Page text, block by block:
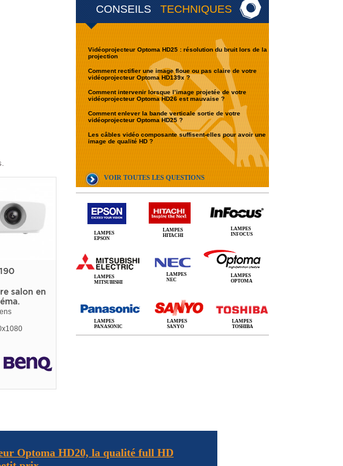
CONSEILS TECHNIQUES
Vidéoprojecteur Optoma HD25 : résolution du bruit lors de la
projection
Comment rectifier une image floue ou pas claire de votre
vidéoprojecteur Optoma HD139x ?
Comment intervenir lorsque l’image projetée de votre
vidéoprojecteur Optoma HD26 est mauvaise ?
Comment enlever la bande verticale sortie de votre
vidéoprojecteur Optoma HD25 ?
Les câbles vidéo composante suffisent-elles pour avoir une
image de qualité HD ?
VOIR TOUTES LES QUESTIONS
LAMPES
EPSON
LAMPES
HITACHI
LAMPES
INFOCUS
LAMPES
MITSUBISHI
LAMPES
NEC
LAMPES
OPTOMA
LAMPES
PANASONIC
LAMPES
SANYO
LAMPES
TOSHIBA
salon en
Optoma HD20, la qualité full HD